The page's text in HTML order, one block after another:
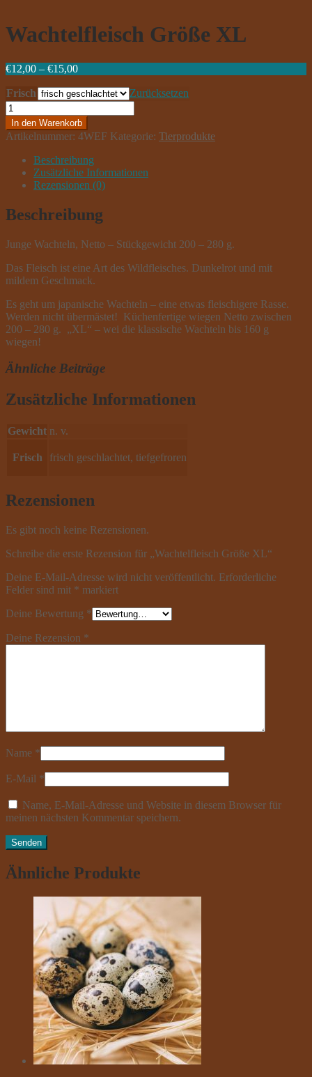
Wachtelfleisch Größe XL
€12,00 – €15,00Preisspanne:
bis
€15,00
Frisch
Zurücksetzen
Wachtelfleisch
Größe
XL
Menge
In den Warenkorb
Artikelnummer: 4WEF Kategorie: Tierprodukte
Beschreibung
Zusätzliche Informationen
Rezensionen (0)
Beschreibung
Junge Wachteln, Netto – Stückgewicht 200 – 280 g.
Das Fleisch ist eine Art des Wildfleisches. Dunkelrot und mit
mildem Geschmack.
Es geht um japanische Wachteln – eine etwas fleischigere Rasse.
Werden nicht übermästet! Küchenfertige wiegen Netto zwischen
200 – 280 g. „XL“ – wei die klassische Wachteln bis 160 g
wiegen!
Ähnliche Beiträge
Zusätzliche Informationen
Gewicht n. v.
Frisch frisch geschlachtet, tiefgefroren
Rezensionen
Es gibt noch keine Rezensionen.
Schreibe die erste Rezension für „Wachtelfleisch Größe XL“
Deine E-Mail-Adresse wird nicht veröffentlicht. Erforderliche
Felder sind mit * markiert
Deine Bewertung *
Deine Rezension *
Name *
E-Mail *
Name, E-Mail-Adresse und Website in diesem Browser für
meinen nächsten Kommentar speichern.
Ähnliche Produkte